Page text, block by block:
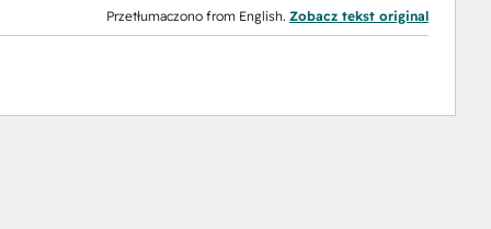
Przetłumaczono from English. Zobacz tekst original